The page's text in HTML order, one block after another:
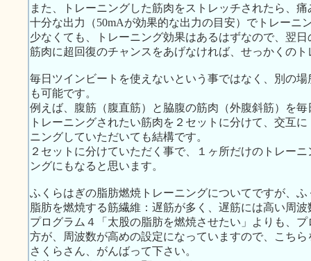
また、トレーニングした筋肉をストレッチされたら、
十分な出力（50mAが効果的な出力の目安）でトレーニ
少なくても、トレーニング効果はあるはずなので、翌
筋肉に超回復のチャンスをあげなければ、せっかくの
毎日ツインビートを使えないという事ではなく、別の
も可能です。
例えば、腹筋（腹直筋）と脇腹の筋肉（外腹斜筋）を
トレーニングされたい筋肉を２セットに分けて、交互
ニングしていただいても結構です。
２セットに分けていただく事で、１ヶ所だけのトレー
ングにもなると思います。
ふくらはぎの脂肪燃焼トレーニングについてですが、
脂肪を燃焼する筋繊維：遅筋が多く、遅筋には高い周
プログラム４「太股の脂肪を燃焼させたい」よりも、
方が、周波数が高めの設定になっていますので、こち
さくらさん、がんばって下さい。